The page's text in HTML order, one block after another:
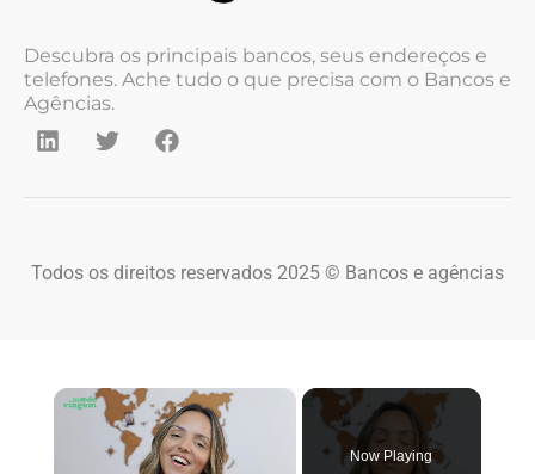
Descubra os principais bancos, seus endereços e
telefones. Ache tudo o que precisa com o Bancos e
Agências.
Todos os direitos reservados 2025 © Bancos e agências
×
Now Playing